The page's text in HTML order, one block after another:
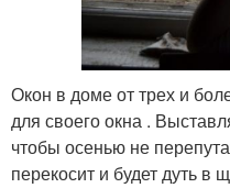
Окон в доме от трех и
для своего окна .
чтобы осенью не
перекосит и будет дуть в